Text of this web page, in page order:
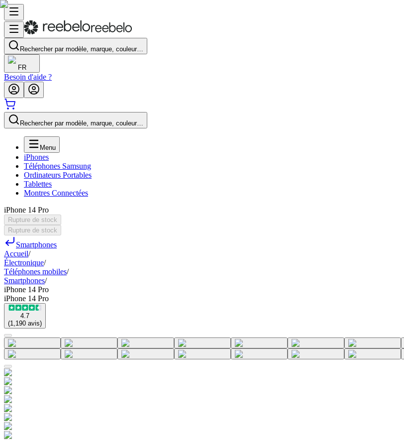
Rechercher par modèle, marque, couleur…
FR
Besoin d'aide ?
Rechercher par modèle, marque, couleur…
Menu
iPhones
Téléphones Samsung
Ordinateurs Portables
Tablettes
Montres Connectées
iPhone 14 Pro
Rupture de stock
Rupture de stock
Smartphones
Accueil/
Électronique/
Téléphones mobiles/
Smartphones/
iPhone 14 Pro
iPhone 14 Pro
4.7
(1,190 avis)